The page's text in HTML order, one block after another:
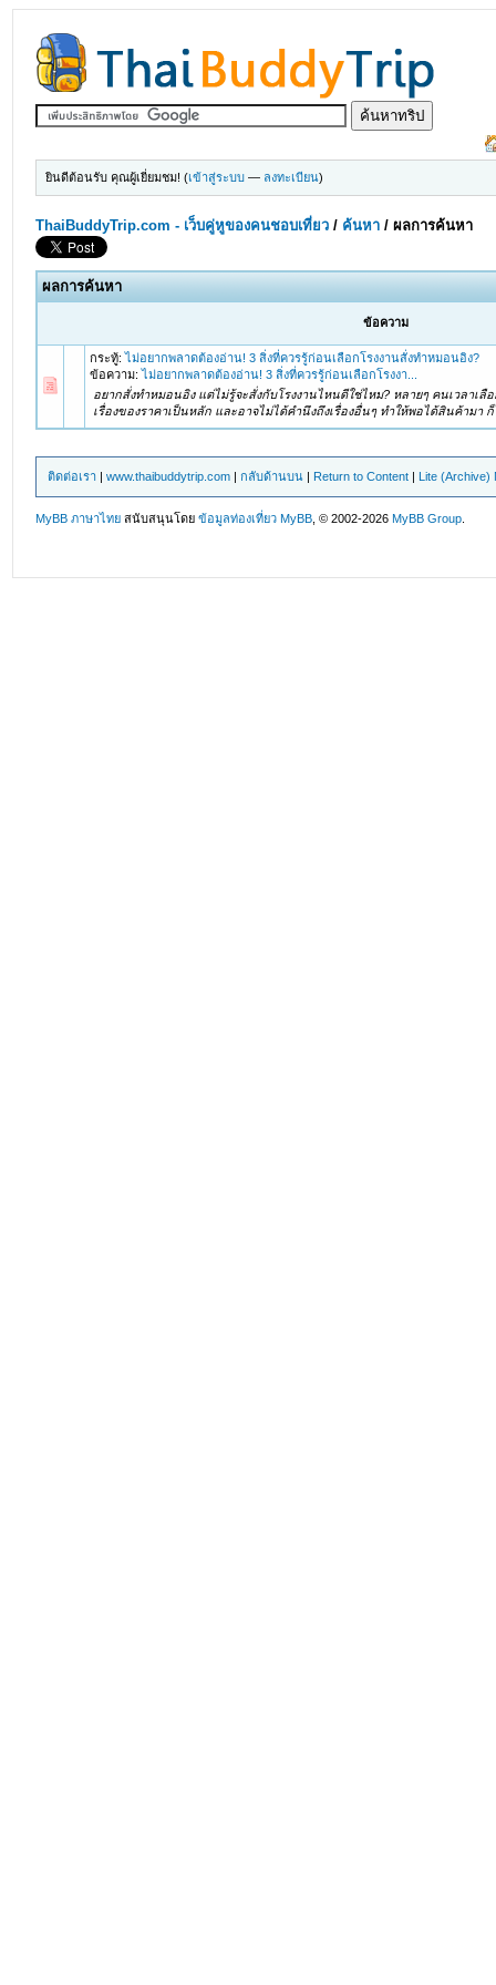
ยินดีต้อนรับ คุณผู้เยี่ยมชม! (เข้าสู่ระบบ — ลงทะเบียน)
ThaiBuddyTrip.com - เว็บคู่หูของคนชอบเที่ยว / ค้นหา /ผลการค้นหา
ผลการค้นหา
ข้อความ
กระทู้:ไม่อยากพลาดต้องอ่าน! 3 สิ่งที่ควรรู้ก่อนเลือกโรงงานสั่งทำหมอนอิง?
ข้อความ:ไม่อยากพลาดต้องอ่าน! 3 สิ่งที่ควรรู้ก่อนเลือกโรงงา...
อยากสั่งทำหมอนอิง แต่ไม่รู้จะสั่งกับโรงงานไหนดีใช่ไหม? หลายๆ คนเวลาเลื
เรื่องของราคาเป็นหลัก และอาจไม่ได้คำนึงถึงเรื่องอื่นๆ ทำให้พอได้สินค้ามา
ติดต่อเรา |www.thaibuddytrip.com |กลับด้านบน | Return to Content | Lite (Archive)
MyBB ภาษาไทย สนับสนุนโดยข้อมูลท่องเที่ยว MyBB , © 2002-2026MyBB Group